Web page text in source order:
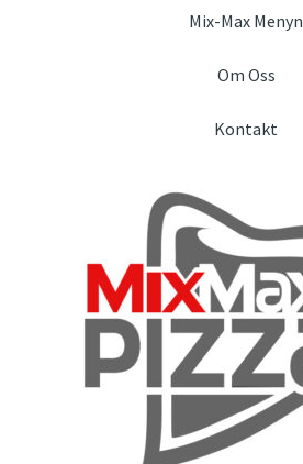
Mix-Max Menyn
Om Oss
Kontakt